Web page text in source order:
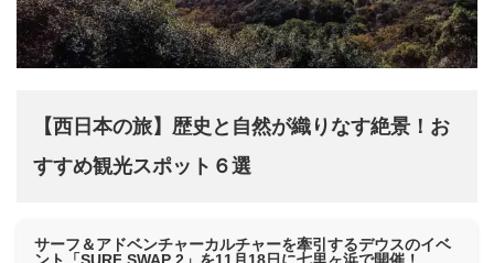
【西日本の旅】歴史と自然が織りなす絶景！お
すすめ観光スポット６選
サーフ＆アドベンチャーカルチャーを牽引するデウスのイベ